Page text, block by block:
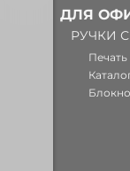
ДЛЯ
РУЧКИ
Печать